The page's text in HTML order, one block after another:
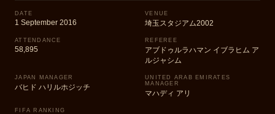
DATE
1 September 2016
VENUE
埼玉スタジアム2002
ATTENDANCE
58,895
REFEREE
アブドゥルラハマン イブラヒム ア
ルジャシム
JAPAN MANAGER
バヒド ハリルホジッチ
UNITED ARAB EMIRATES
MANAGER
マハディ アリ
FIFA RANKING